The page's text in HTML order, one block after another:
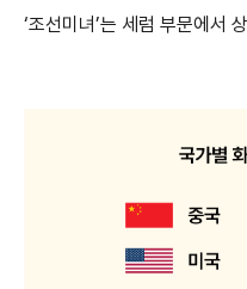
‘조선미녀’는 세럼 부문에서